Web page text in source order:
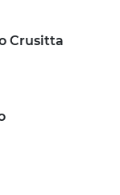
Crusitta